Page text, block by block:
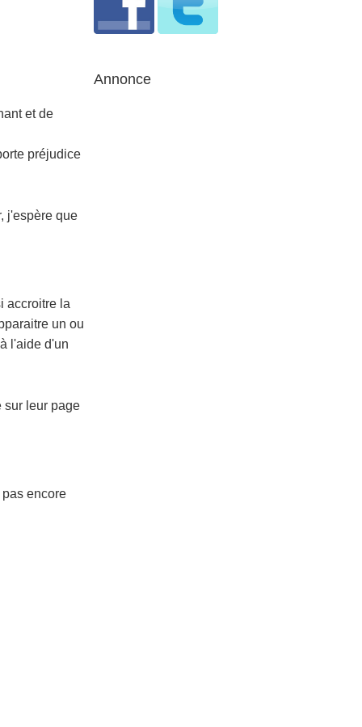
Annonce
et de
préjudice
j'espère que
accroitre la
un ou
l'aide d'un
sur leur page
encore